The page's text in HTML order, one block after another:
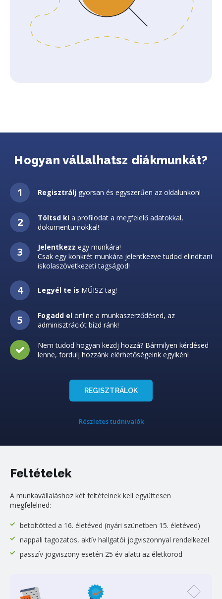
Hogyan vállalhatsz diákmunkát?
Regisztrálj gyorsan és egyszerűen az oldalunkon!
Töltsd ki a profilodat a megfelelő adatokkal,
dokumentumokkal!
Jelentkezz egy munkára!
Csak egy konkrét munkára jelentkezve tudod elindítani
iskolaszövetkezeti tagságod!
Legyél te is MŰISZ tag!
Fogadd el online a munkaszerződésed, az
adminisztrációt bízd ránk!
Nem tudod hogyan kezdj hozzá? Bármilyen kérdésed
lenne, fordulj hozzánk elérhetőségeink egyikén!
REGISZTRÁLOK
Részletes tudnivalók
Feltételek
A munkavállaláshoz két feltételnek kell együttesen
megfelelned:
betöltötted a 16. életéved (nyári szünetben 15. életéved)
nappali tagozatos, aktív hallgatói jogviszonnyal rendelkezel
passzív jogviszony esetén 25 év alatti az életkorod